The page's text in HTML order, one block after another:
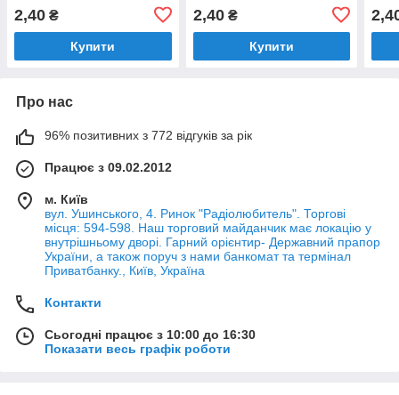
2,40 ₴
Купити
2,40₴
Купити
Про нас
96% позитивних з 772 відгуків за рік
Працює з 09.02.2012
м. Київ
вул. Ушинського, 4. Ринок "Радіолюбитель". Торгові
місця: 594-598. Наш торговий майданчик має локацію у
внутрішньому дворі. Гарний орієнтир- Державний прапор
України, а також поруч з нами банкомат та термінал
Приватбанку., Київ, Україна
Контакти
Сьогодні працює з 10:00 до 16:30
Показати весь графік роботи